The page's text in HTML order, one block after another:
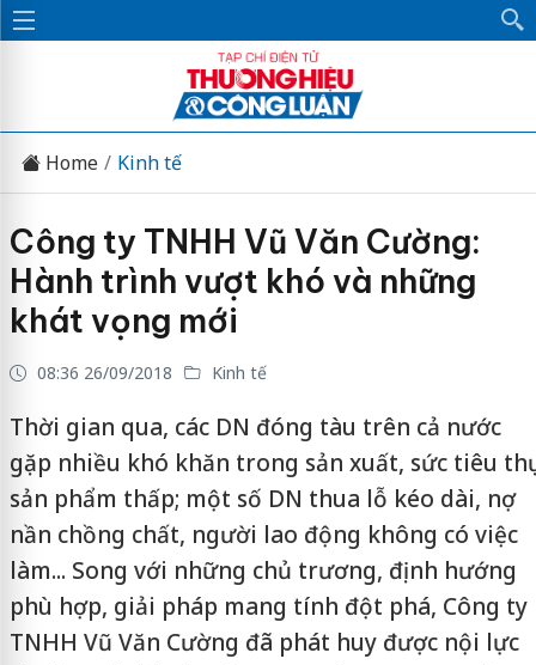
Home Kinh tế
Công ty TNHH Vũ Văn Cường:
Hành trình vượt khó và những
khát vọng mới
08:36 26/09/2018 Kinh tế
Thời gian qua, các DN đóng tàu trên cả nước
gặp nhiều khó khăn trong sản xuất, sức tiêu thụ
sản phẩm thấp; một số DN thua lỗ kéo dài, nợ
nần chồng chất, người lao động không có việc
làm... Song với những chủ trương, định hướng
phù hợp, giải pháp mang tính đột phá, Công ty
TNHH Vũ Văn Cường đã phát huy được nội lực